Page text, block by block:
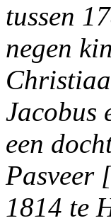
tussen
negen
Jacobus
een
Pasveer
1814 te